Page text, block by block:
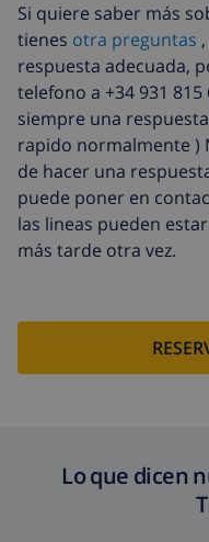
Si quiere saber más
tienes otra preguntas
respuesta adecuada,
telefono a +34 931 815
siempre una
rapido normalmente )
de hacer una
puede poner en
las lineas pueden
más tarde otra vez.
Lo que dicen